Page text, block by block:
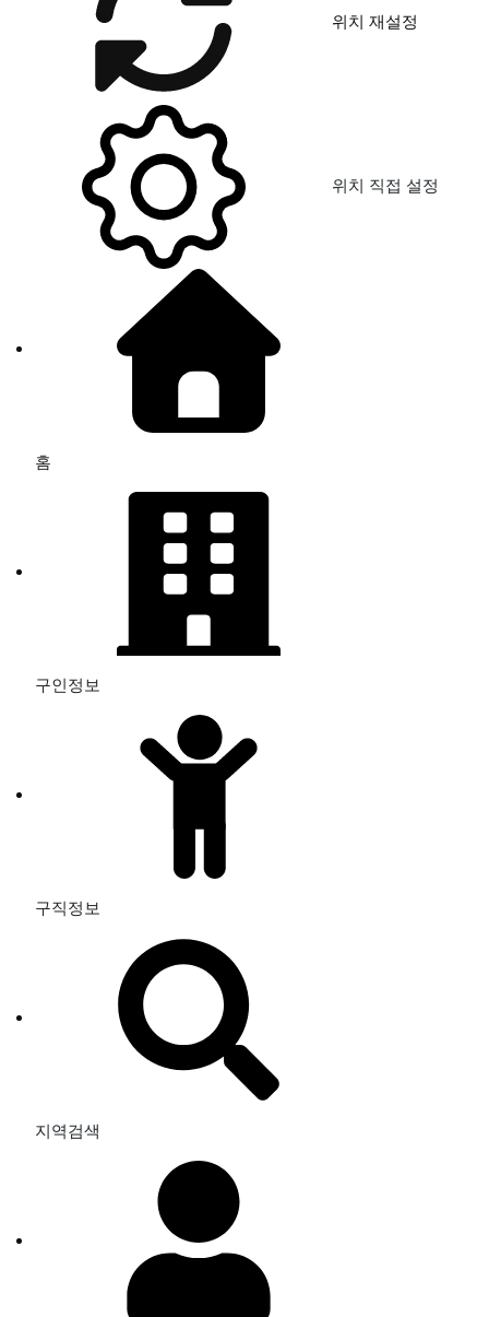
위치 재설정
위치 직접 설정
홈
구인정보
구직정보
지역검색